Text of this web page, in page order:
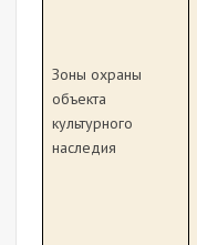
Зоны охраны
объекта
культурного
наследия